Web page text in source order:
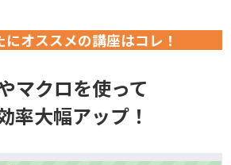
にオススメの講座はコレ！
マクロを使って
率大幅アップ！